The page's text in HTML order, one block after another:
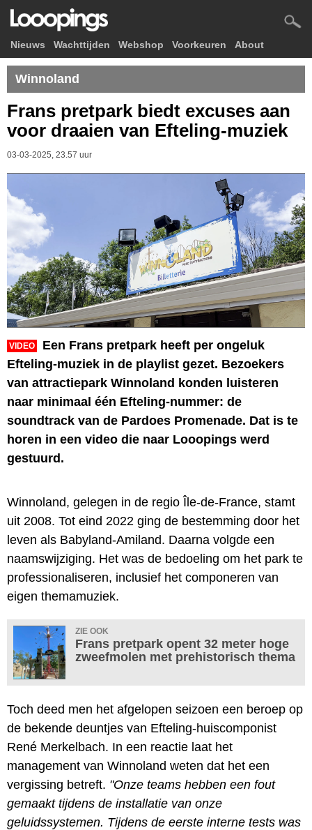
Nieuws Wachttijden Webshop Voorkeuren About
Winnoland
Frans pretpark biedt excuses aan
voor draaien van Efteling-muziek
03-03-2025, 23.57 uur
VIDEO
Een Frans pretpark heeft per ongeluk
Efteling-muziek in de playlist gezet. Bezoekers
van attractiepark Winnoland konden luisteren
naar minimaal één Efteling-nummer: de
soundtrack van de Pardoes Promenade. Dat is te
horen in een video die naar Looopings werd
gestuurd.
Winnoland, gelegen in de regio Île-de-France, stamt
uit 2008. Tot eind 2022 ging de bestemming door het
leven als Babyland-Amiland. Daarna volgde een
naamswijziging. Het was de bedoeling om het park te
professionaliseren, inclusief het componeren van
eigen themamuziek.
ZIE OOK
Frans pretpark opent 32 meter hoge
zweefmolen met prehistorisch thema
Toch deed men het afgelopen seizoen een beroep op
de bekende deuntjes van Efteling-huiscomponist
René Merkelbach. In een reactie laat het
management van Winnoland weten dat het een
vergissing betreft. "Onze teams hebben een fout
gemaakt tijdens de installatie van onze
geluidssystemen. Tijdens de eerste interne tests was